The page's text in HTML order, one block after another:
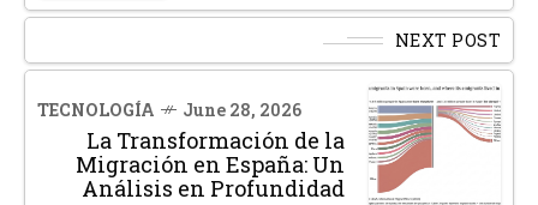
NEXT POST
TECNOLOGÍA June 28, 2026
La Transformación de la
Migración en España: Un
Análisis en Profundidad